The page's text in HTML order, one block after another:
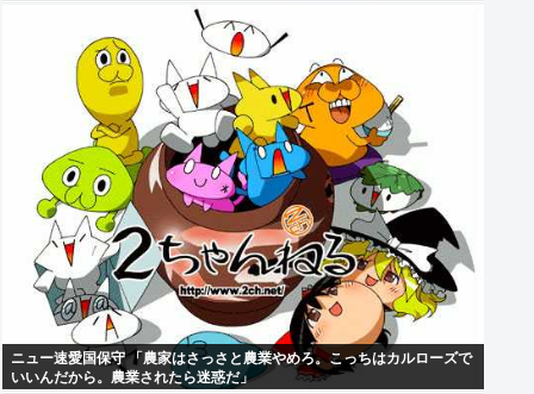
ニュー速愛国保守 「農家はさっさと農業やめろ。こっちはカルローズで
いいんだから。農業されたら迷惑だ」